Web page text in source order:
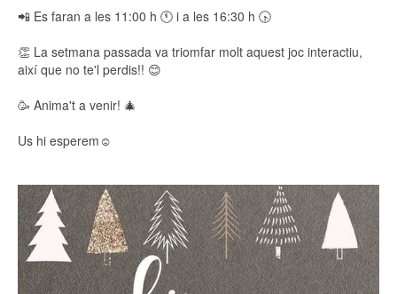
📲 Es faran a les 11:00 h 🕚 i a les 16:30 h 🕟
👏 La setmana passada va triomfar molt aquest joc interactiu,
així que no te'l perdis!! 😊
🥳 Anima't a venir! 🎄
Us hi esperem☺️